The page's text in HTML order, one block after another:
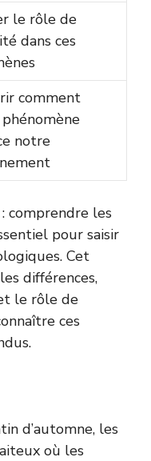
le rôle de
dans ces
comment
notre
comprendre les
pour saisir
Cet
différences,
le rôle de
ces
d’automne, les
où les